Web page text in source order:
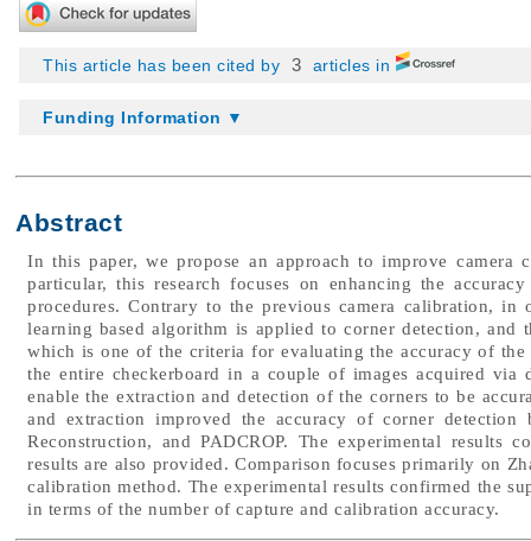
This article has been cited by 3 articles in
Funding Information ▼
Abstract
In this paper, we propose an approach to improve
particular, this research focuses on enhancing the
procedures. Contrary to the previous camera calibration,
learning based algorithm is applied to corner detection, and
which is one of the criteria for evaluating the accuracy of
the entire checkerboard in a couple of images acquired via
enable the extraction and detection of the corners to be
and extraction improved the accuracy of corner detection
Reconstruction, and PADCROP. The experimental results
results are also provided. Comparison focuses primarily on
calibration method. The experimental results confirmed the
in terms of the number of capture and calibration accuracy.